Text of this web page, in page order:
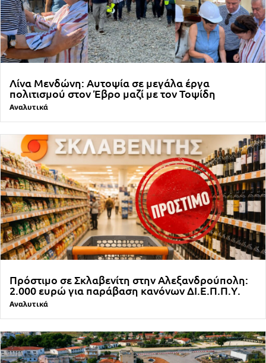
Λίνα Μενδώνη: Αυτοψία σε μεγάλα έργα
πολιτισμού στον Έβρο μαζί με τον Τοψίδη
Αναλυτικά
Πρόστιμο σε Σκλαβενίτη στην Αλεξανδρούπολη:
2.000 ευρώ για παράβαση κανόνων ΔΙ.Ε.Π.Π.Υ.
Αναλυτικά